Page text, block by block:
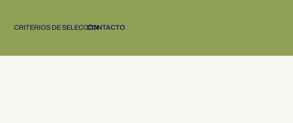
CRITERIOS DE SELECCÓNCONTACTO